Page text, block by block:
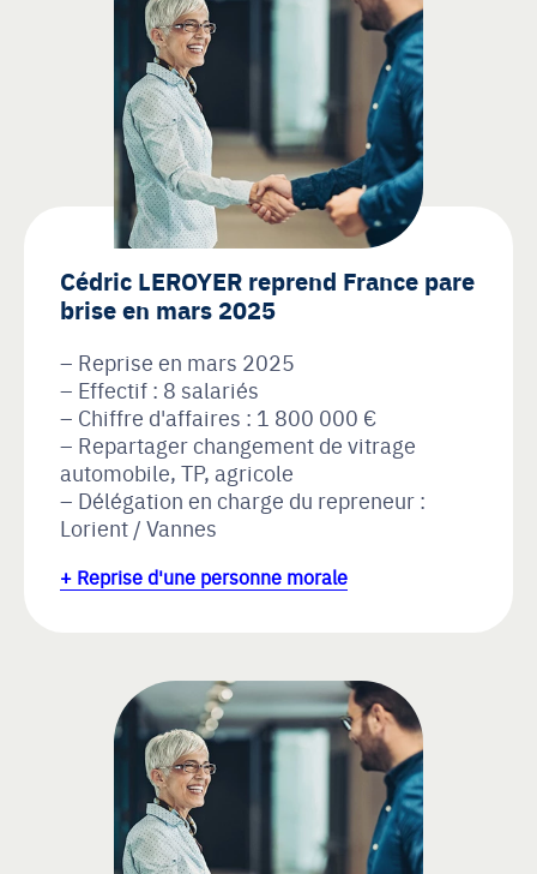
Cédric LEROYER reprend France pare
brise en mars 2025
Reprise en mars 2025
Effectif : 8 salariés
Chiffre d'affaires : 1 800 000 €
Repartager changement de vitrage
automobile, TP, agricole
Délégation en charge du repreneur :
Lorient / Vannes
+ Reprise d'une personne morale